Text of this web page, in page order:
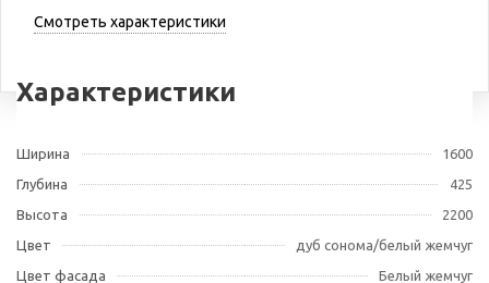
Смотреть характеристики
Характеристики
Ширина
1600
Глубина
425
Высота
2200
Цвет
дуб сонома/белый жемчуг
Цвет фасада
Белый жемчуг